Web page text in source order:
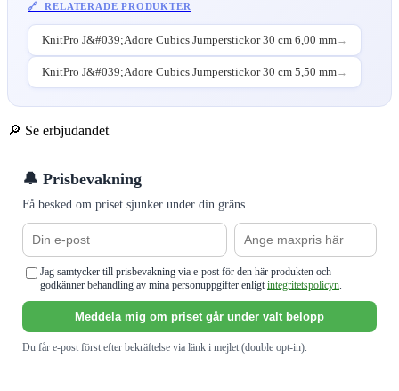
🔗 RELATERADE PRODUKTER
KnitPro J&#039;Adore Cubics Jumperstickor 30 cm 6,00 mm→
KnitPro J&#039;Adore Cubics Jumperstickor 30 cm 5,50 mm→
🔎 Se erbjudandet
🔔 Prisbevakning
Få besked om priset sjunker under din gräns.
Jag samtycker till prisbevakning via e-post för den här produkten och
godkänner behandling av mina personuppgifter enligtintegritetspolicyn.
Meddela mig om priset går under valt belopp
Du får e-post först efter bekräftelse via länk i mejlet (double opt-in).